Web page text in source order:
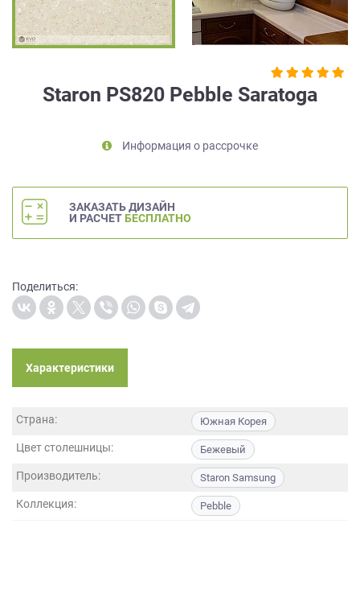
Staron PS820 Pebble Saratoga
Информация о рассрочке
ЗАКАЗАТЬ ДИЗАЙН
И РАСЧЕТ БЕСПЛАТНО
Поделиться:
Характеристики
Страна: Южная Корея
Цвет столешницы: Бежевый
Производитель: Staron Samsung
Коллекция: Pebble
обработку
персональных
метрическими
программами
условиях
Политики
персональных
данных.